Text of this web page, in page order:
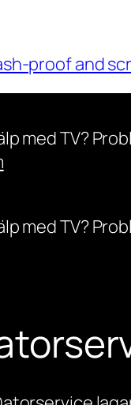
proof and
med TV?
med TV?